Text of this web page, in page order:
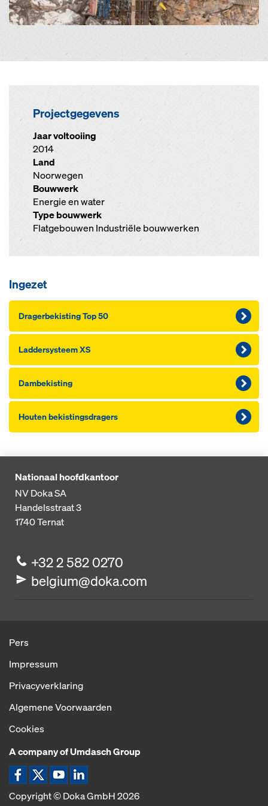
Projectgegevens
Jaar voltooiing
2014
Land
Noorwegen
Bouwwerk
Energie en water
Type bouwwerk
Flatgebouwen Industriële bouwwerken
Ingezet
Dragerbekisting Top 50
Laddersysteem XS
Dambekisting
Houten bekistingsdragers
Nationaal hoofdkantoor
NV Doka SA
Handelsstraat 3
1740Ternat
+32 2 582 0270
belgium@doka.com
Pers
Impressum
Privacyverklaring
Algemene Voorwaarden
Cookies
A company of Umdasch Group
Pictogram Facebook
Pictogram X
Pictogram YouTube
Pictogram LinkedIn
Copyright © Doka GmbH 2026